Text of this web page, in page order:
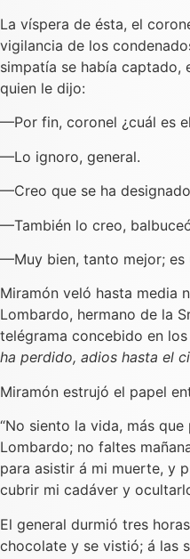
La víspera de ésta, el
vigilancia de los
simpatía se había captado,
quien le dijo:
—Por fin, coronel ¿cuál es
—Lo ignoro, general.
—Creo que se ha
—También lo creo,
—Muy bien, tanto mejor; es
Miramón veló hasta media
Lombardo, hermano de la
telégrama concebido en
ha perdido, adios hasta el
Miramón estrujó el papel
“No siento la vida, más
Lombardo; no faltes
para asistir á mi muerte, y
cubrir mi cadáver y
El general durmió tres
chocolate y se vistió; á las